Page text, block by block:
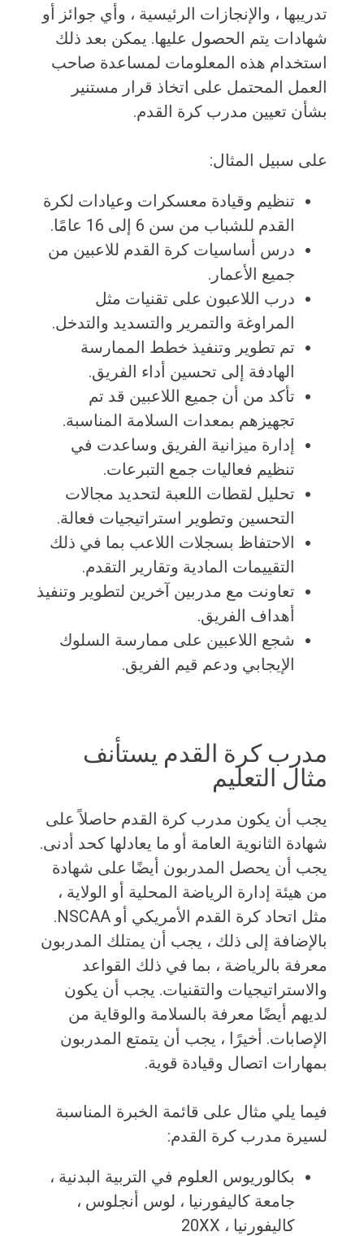
تدريبها ، والإنجازات الرئيسية ، وأي جوائز أو
شهادات يتم الحصول عليها. يمكن بعد ذلك
استخدام هذه المعلومات لمساعدة صاحب
العمل المحتمل على اتخاذ قرار مستنير
بشأن تعيين مدرب كرة القدم.
على سبيل المثال:
تنظيم وقيادة معسكرات وعيادات لكرة
القدم للشباب من سن 6 إلى 16 عامًا.
درس أساسيات كرة القدم للاعبين من
جميع الأعمار.
درب اللاعبون على تقنيات مثل
المراوغة والتمرير والتسديد والتدخل.
تم تطوير وتنفيذ خطط الممارسة
الهادفة إلى تحسين أداء الفريق.
تأكد من أن جميع اللاعبين قد تم
تجهيزهم بمعدات السلامة المناسبة.
إدارة ميزانية الفريق وساعدت في
تنظيم فعاليات جمع التبرعات.
تحليل لقطات اللعبة لتحديد مجالات
التحسين وتطوير استراتيجيات فعالة.
الاحتفاظ بسجلات اللاعب بما في ذلك
التقييمات المادية وتقارير التقدم.
تعاونت مع مدربين آخرين لتطوير وتنفيذ
أهداف الفريق.
شجع اللاعبين على ممارسة السلوك
الإيجابي ودعم قيم الفريق.
مدرب كرة القدم يستأنف
مثال التعليم
يجب أن يكون مدرب كرة القدم حاصلاً على
شهادة الثانوية العامة أو ما يعادلها كحد أدنى.
يجب أن يحصل المدربون أيضًا على شهادة
من هيئة إدارة الرياضة المحلية أو الولاية ،
مثل اتحاد كرة القدم الأمريكي أو NSCAA.
بالإضافة إلى ذلك ، يجب أن يمتلك المدربون
معرفة بالرياضة ، بما في ذلك القواعد
والاستراتيجيات والتقنيات. يجب أن يكون
لديهم أيضًا معرفة بالسلامة والوقاية من
الإصابات. أخيرًا ، يجب أن يتمتع المدربون
بمهارات اتصال وقيادة قوية.
فيما يلي مثال على قائمة الخبرة المناسبة
لسيرة مدرب كرة القدم:
بكالوريوس العلوم في التربية البدنية ،
جامعة كاليفورنيا ، لوس أنجلوس ،
كاليفورنيا ، 20XX